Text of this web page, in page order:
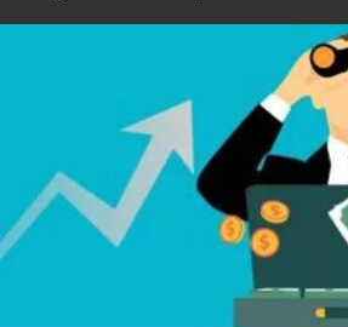
Infotechnology
Mundial 2026
Eventos Corporativos
El Cronista Studio